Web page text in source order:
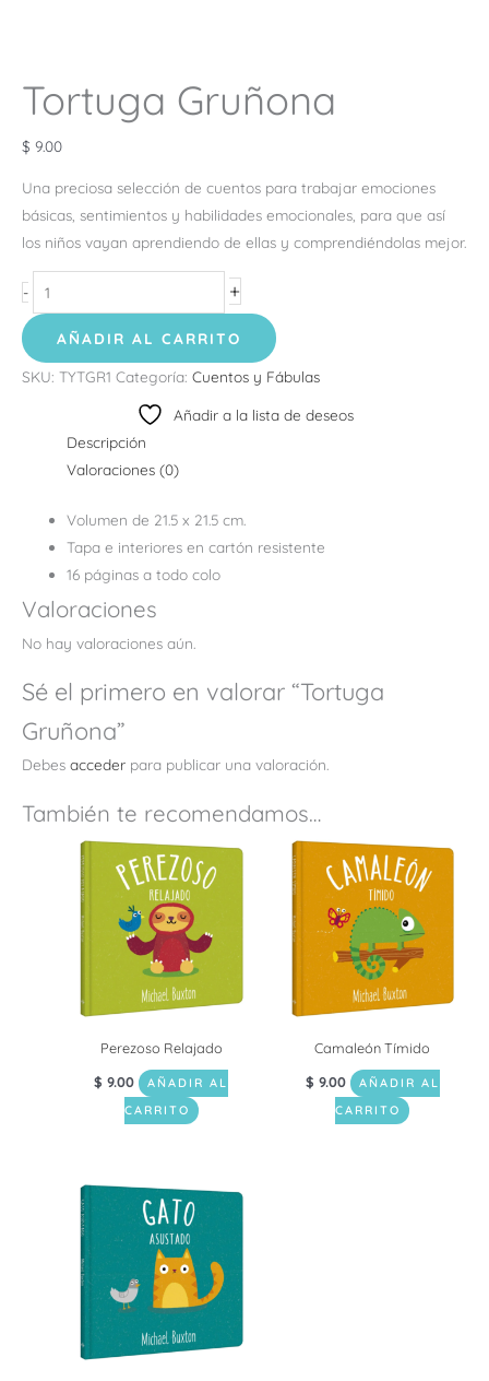
Tortuga Gruñona
$ 9.00
Una preciosa selección de cuentos para trabajar emociones
básicas, sentimientos y habilidades emocionales, para que así
los niños vayan aprendiendo de ellas y comprendiéndolas mejor.
- +
AÑADIR AL CARRITO
SKU: TYTGR1 Categoría: Cuentos y Fábulas
Añadir a la lista de deseos
Descripción
Valoraciones (0)
Volumen de 21.5 x 21.5 cm.
Tapa e interiores en cartón resistente
16 páginas a todo colo
Valoraciones
No hay valoraciones aún.
Sé el primero en valorar “Tortuga
Gruñona”
Debes acceder para publicar una valoración.
También te recomendamos…
Perezoso Relajado
$ 9.00
AÑADIR AL
CARRITO
Camaleón Tímido
$ 9.00
AÑADIR AL
CARRITO